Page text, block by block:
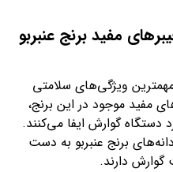
مفید برنج عنبربو
ویژگی‌های سلامتی
مفید موجود در این برنج،
دستگاه گوارش ایفا می‌کنند.
برنج عنبربو به دست
گوارش دارند.